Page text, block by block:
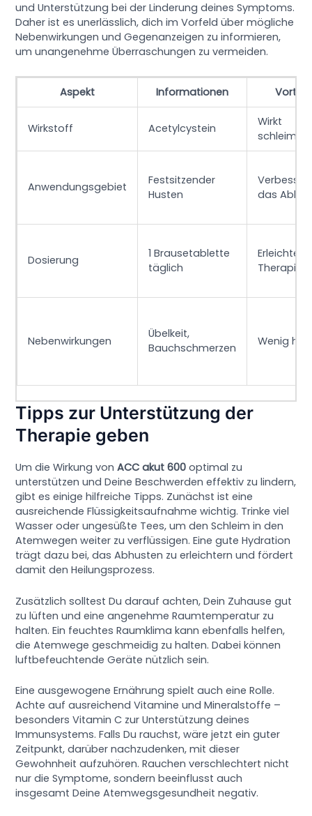
und Unterstützung bei der Linderung deines Symptoms.
Daher ist es unerlässlich, dich im Vorfeld über mögliche
Nebenwirkungen und Gegenanzeigen zu informieren,
um unangenehme Überraschungen zu vermeiden.
Aspekt Informationen
Wirkstoff Acetylcystein
Wirkt
Anwendungsgebiet
Festsitzender
Husten
das
Dosierung
1 Brausetablette
täglich
Erleichtert
Therapie
Nebenwirkungen
Übelkeit,
Bauchschmerzen
Wenig
Tipps zur Unterstützung der
Therapie geben
Um die Wirkung vonACC akut 600 optimal zu
unterstützen und Deine Beschwerden effektiv zu lindern,
gibt es einige hilfreiche Tipps. Zunächst ist eine
ausreichende Flüssigkeitsaufnahme wichtig. Trinke viel
Wasser oder ungesüßte Tees, um den Schleim in den
Atemwegen weiter zu verflüssigen. Eine gute Hydration
trägt dazu bei, das Abhusten zu erleichtern und fördert
damit den Heilungsprozess.
Zusätzlich solltest Du darauf achten, Dein Zuhause gut
zu lüften und eine angenehme Raumtemperatur zu
halten. Ein feuchtes Raumklima kann ebenfalls helfen,
die Atemwege geschmeidig zu halten. Dabei können
luftbefeuchtende Geräte nützlich sein.
Eine ausgewogene Ernährung spielt auch eine Rolle.
Achte auf ausreichend Vitamine und Mineralstoffe –
besonders Vitamin C zur Unterstützung deines
Immunsystems. Falls Du rauchst, wäre jetzt ein guter
Zeitpunkt, darüber nachzudenken, mit dieser
Gewohnheit aufzuhören. Rauchen verschlechtert nicht
nur die Symptome, sondern beeinflusst auch
insgesamt Deine Atemwegsgesundheit negativ.